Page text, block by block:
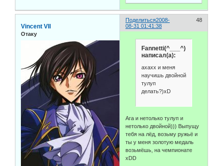
Поделиться 48
2008-
08-31 01:41:38
Vincent VII
Отаку
Fannetti(^___^)
написал(а):
ахахх и меня
научишь двойной
тулуп
делать?)xD
Ага и нетолько тулуп и
нетолько двойной))) Выпущу
тебя на лёд, возьму ружьё и
ты у меня золотую медаль
возьмёшь, на чемпионате
xDD